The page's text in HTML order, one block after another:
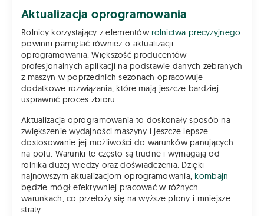
Aktualizacja oprogramowania
Rolnicy korzystający z elementów rolnictwa precyzyjnego
powinni pamiętać również o aktualizacji
oprogramowania. Większość producentów
profesjonalnych aplikacji na podstawie danych zebranych
z maszyn w poprzednich sezonach opracowuje
dodatkowe rozwiązania, które mają jeszcze bardziej
usprawnić proces zbioru.
Aktualizacja oprogramowania to doskonały sposób na
zwiększenie wydajności maszyny i jeszcze lepsze
dostosowanie jej możliwości do warunków panujących
na polu. Warunki te często są trudne i wymagają od
rolnika dużej wiedzy oraz doświadczenia. Dzięki
najnowszym aktualizacjom oprogramowania, kombajn
będzie mógł efektywniej pracować w różnych
warunkach, co przełoży się na wyższe plony i mniejsze
straty.